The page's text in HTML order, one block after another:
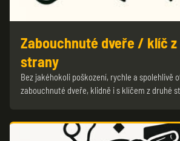
Zabouchnuté dveře / klíč
strany
Bez jakéhokoli poškození, rychle a spolehlivě
zabouchnuté dveře, klidně i s klíčem z druhé